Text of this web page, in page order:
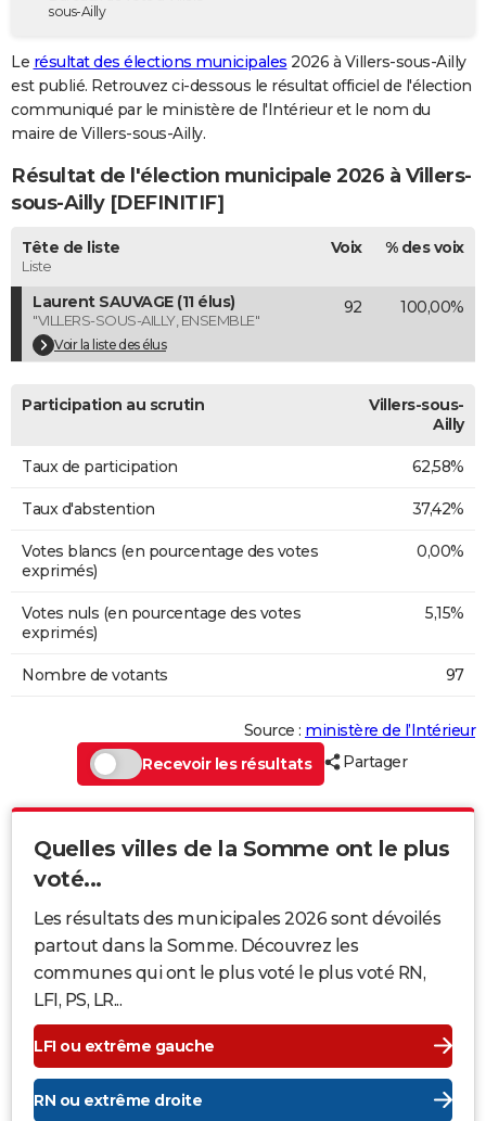
Destinations
City break
Voyage nature
Voyage de noces
Forum
GUIDES D'ACHAT
BONS PLANS
Carte de Noël
Carte Bonne année
Carte Saint-Valentin
Carte Pâques
Carte d'anniversaire
DICTIONNAIRE
Dictionnaire
Biographies
Citations
Expressions
Proverbes
PROGRAMME TV
COPAINS D'AVANT
S'inscrire
Se connecter
Lycées
Collèges
Primaires
Universités
Entreprises
Service militaire
Avis de recherche
AVIS DE DÉCÈS
Bricolage
Television
sous-Ailly
Le résultat des élections municipales 2026 à Villers-sous-Ailly
est publié. Retrouvez ci-dessous le résultat officiel de l'élection
communiqué par le ministère de l'Intérieur et le nom du
maire de Villers-sous-Ailly.
Résultat de l'élection municipale 2026 à Villers-
sous-Ailly [DEFINITIF]
Tête de liste
Liste
Voix % des voix
Laurent SAUVAGE (11 élus)
"VILLERS-SOUS-AILLY, ENSEMBLE"
Voir la liste des élus
92 100,00%
Participation au scrutin
Villers-sous-
Ailly
Taux de participation 62,58%
Taux d'abstention 37,42%
Votes blancs (en pourcentage des votes
exprimés)
0,00%
Votes nuls (en pourcentage des votes
exprimés)
5,15%
Nombre de votants 97
Source : ministère de l’Intérieur
Recevoir les résultats
Partager
Quelles villes de la Somme ont le plus
voté...
Les résultats des municipales 2026 sont dévoilés
partout dans la Somme. Découvrez les
communes qui ont le plus voté le plus voté RN,
LFI, PS, LR...
LFI ou extrême gauche
RN ou extrême droite